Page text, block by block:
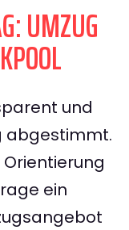
UMZUG
und
abgestimmt.
ein